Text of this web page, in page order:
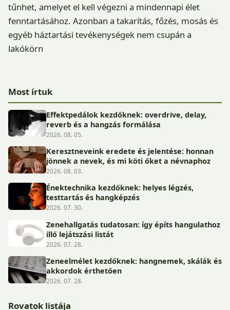
tűnhet, amelyet el kell végezni a mindennapi élet
fenntartásához. Azonban a takarítás, főzés, mosás és
egyéb háztartási tevékenységek nem csupán a
lakókörn
Most írtuk
Effektpedálok kezdőknek: overdrive, delay,
reverb és a hangzás formálása
2026. 08. 05.
Keresztneveink eredete és jelentése: honnan
jönnek a nevek, és mi köti őket a névnaphoz
2026. 08. 03.
Énektechnika kezdőknek: helyes légzés,
testtartás és hangképzés
2026. 07. 30.
Zenehallgatás tudatosan: így építs hangulathoz
illő lejátszási listát
2026. 07. 28.
Zeneelmélet kezdőknek: hangnemek, skálák és
akkordok érthetően
2026. 07. 28.
Rovatok listája